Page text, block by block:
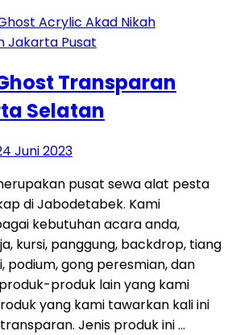
Transparan
Selatan
Juni 2023
pusat sewa alat pesta
di Jabodetabek. Kami
kebutuhan acara anda,
kursi, panggung, backdrop, tiang
podium, gong peresmian, dan
produk lain yang kami
yang kami tawarkan kali ini
Jenis produk ini …